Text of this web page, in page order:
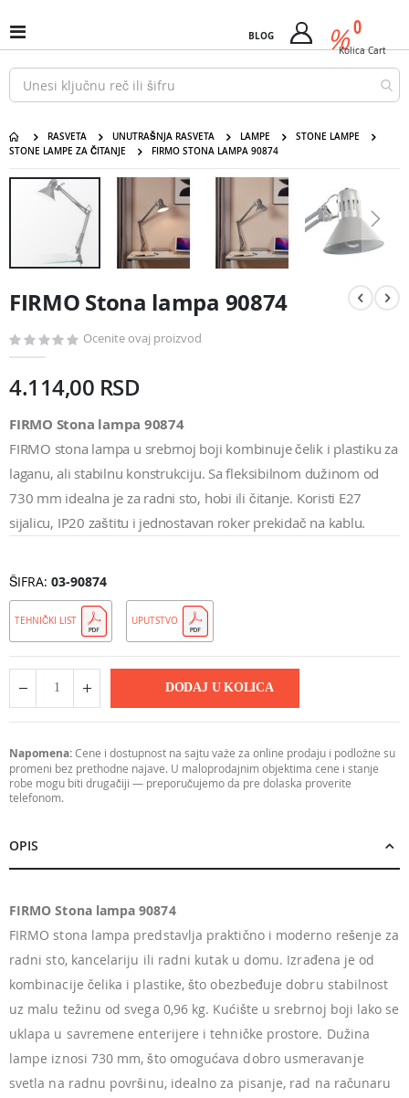
na
sadržaj
Uključi
/
isključi
Nav
BLOG %
Cart 0
Kolica Cart
RASVETA UNUTRAŠNJA RASVETA LAMPE
STONE LAMPE
STONE LAMPE ZA ČITANJE
FIRMO STONA LAMPA 90874
FIRMO Stona lampa 90874
početak
galerije
FIRMO Stona lampa 90874
Ocenite ovaj proizvod
4.114,00 RSD
FIRMO Stona lampa 90874
FIRMO stona lampa u srebrnoj boji kombinuje čelik i plastiku za
laganu, ali stabilnu konstrukciju. Sa fleksibilnom dužinom od
730 mm idealna je za radni sto, hobi ili čitanje. Koristi E27
sijalicu, IP20 zaštitu i jednostavan roker prekidač na kablu.
ŠIFRA 03-90874
TEHNIČKI LIST UPUTSTVO
DODAJ U KOLICA
Napomena:Cene i dostupnost na sajtu važe za online prodaju i podložne su
promeni bez prethodne najave. U maloprodajnim objektima cene i stanje
robe mogu biti drugačiji — preporučujemo da pre dolaska proverite
telefonom.
OPIS
FIRMO Stona lampa 90874
FIRMO stona lampa predstavlja praktično i moderno rešenje za
radni sto, kancelariju ili radni kutak u domu. Izrađena je od
kombinacije čelika i plastike, što obezbeđuje dobru stabilnost
uz malu težinu od svega 0,96 kg. Kućište u srebrnoj boji lako se
uklapa u savremene enterijere i tehničke prostore. Dužina
lampe iznosi 730 mm, što omogućava dobro usmeravanje
svetla na radnu površinu, idealno za pisanje, rad na računaru